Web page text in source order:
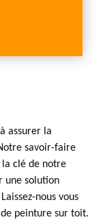
assurer la
savoir-faire
clé de notre
une solution
nous vous
peinture sur toit.